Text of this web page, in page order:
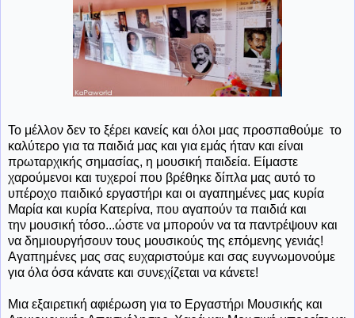
Το μέλλον δεν το ξέρει κανείς και όλοι μας προσπαθούμε το
καλύτερο για τα παιδιά μας και για εμάς ήταν και είναι
πρωταρχικής σημασίας, η μουσική παιδεία. Είμαστε
χαρούμενοι και τυχεροί που βρέθηκε δίπλα μας αυτό το
υπέροχο παιδικό εργαστήρι και οι αγαπημένες μας κυρία
Μαρία και κυρία Κατερίνα, που αγαπούν τα παιδιά και
την μουσική τόσο...ώστε να μπορούν να τα παντρέψουν και
να δημιουργήσουν τους μουσικούς της επόμενης γενιάς!
Αγαπημένες μας σας ευχαριστούμε και σας ευγνωμονούμε
για όλα όσα κάνατε και συνεχίζεται να κάνετε!
Μια εξαιρετική αφιέρωση για το Εργαστήρι Μουσικής και